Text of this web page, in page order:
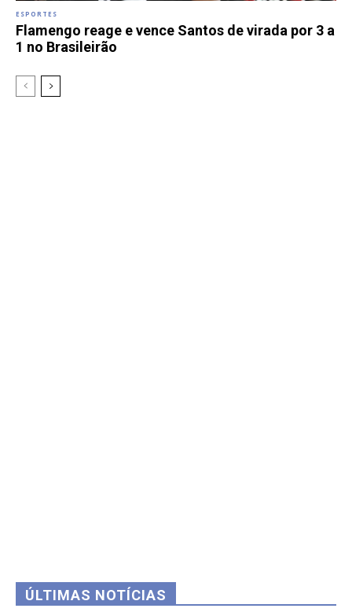
ESPORTES
Flamengo reage e vence Santos de virada por 3 a
1 no Brasileirão
ÚLTIMAS NOTÍCIAS